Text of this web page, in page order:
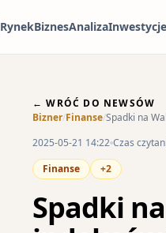
RynekBiznesAnalizaInwestycje
← WRÓĆ DO NEWSÓW
Bizner/Finanse/Spadki na
2025-05-21 14:22 Czas
Finanse
+2
Spadki